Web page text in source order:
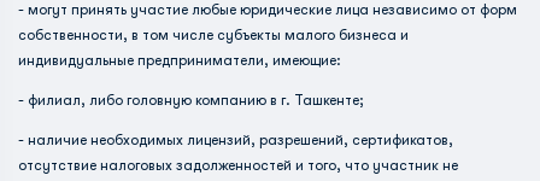
- могут принять участие любые юридические лица независимо от форм
собственности, в том числе субъекты малого бизнеса и
индивидуальные предприниматели, имеющие:
- филиал, либо головную компанию в г. Ташкенте;
- наличие необходимых лицензий, разрешений, сертификатов,
отсутствие налоговых задолженностей и того, что участник не